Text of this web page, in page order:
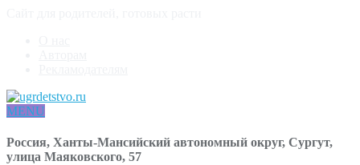
MENU
Россия, Ханты-Мансийский автономный округ, Сургут,
улица Маяковского, 57